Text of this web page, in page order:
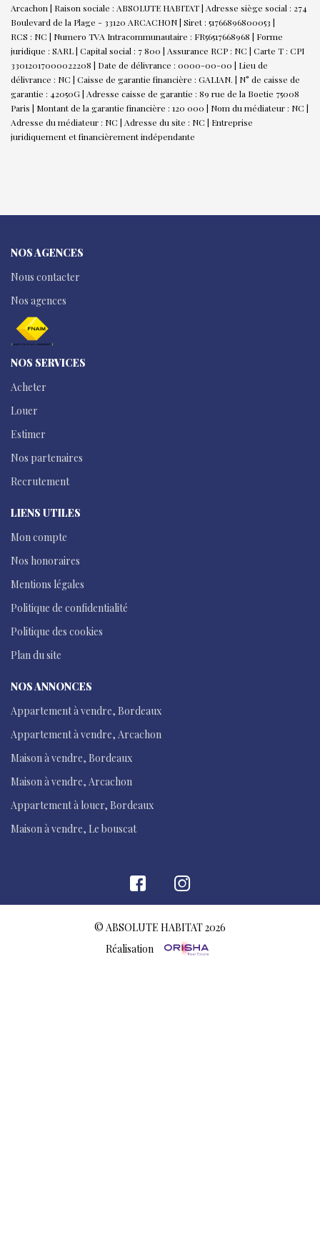
Arcachon | Raison sociale : ABSOLUTE HABITAT | Adresse siège social : 274
Boulevard de la Plage - 33120 ARCACHON | Siret : 51766896800053 |
RCS : NC | Numero TVA Intracommunautaire : FR56517668968 | Forme
juridique : SARL | Capital social : 7 800 | Assurance RCP : NC | Carte T : CPI
33012017000022208 | Date de délivrance : 0000-00-00 | Lieu de
délivrance : NC | Caisse de garantie financière : GALIAN. | N° de caisse de
garantie : 42050G | Adresse caisse de garantie : 89 rue de la Boetie 75008
Paris | Montant de la garantie financière : 120 000 | Nom du médiateur : NC |
Adresse du médiateur : NC | Adresse du site : NC | Entreprise
juridiquement et financièrement indépendante
NOS AGENCES
Nous contacter
Nos agences
NOS SERVICES
Acheter
Louer
Estimer
Nos partenaires
Recrutement
LIENS UTILES
Mon compte
Nos honoraires
Mentions légales
Politique de confidentialité
Politique des cookies
Plan du site
NOS ANNONCES
Appartement à vendre, Bordeaux
Appartement à vendre, Arcachon
Maison à vendre, Bordeaux
Maison à vendre, Arcachon
Appartement à louer, Bordeaux
Maison à vendre, Le bouscat
© ABSOLUTE HABITAT 2026
Réalisation